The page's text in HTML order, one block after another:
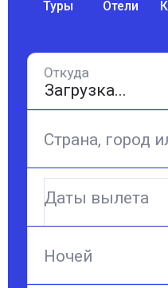
Туры Отели
Откуда
Страна, город
Даты вылета
Ночей